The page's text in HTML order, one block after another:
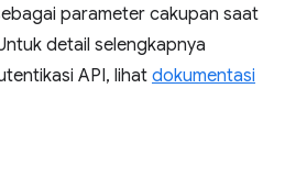
parameter cakupan saat
detail selengkapnya
API, lihatdokumentasi